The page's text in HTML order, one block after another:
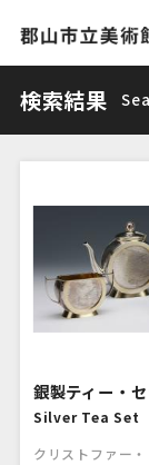
検索結果
銀製ティー・
Silver Tea Set
クリストファー